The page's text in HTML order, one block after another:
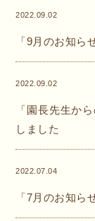
2022.09.02
「9月のお知ら
2022.09.02
「園長先生か
しました
2022.07.04
「7月のお知ら